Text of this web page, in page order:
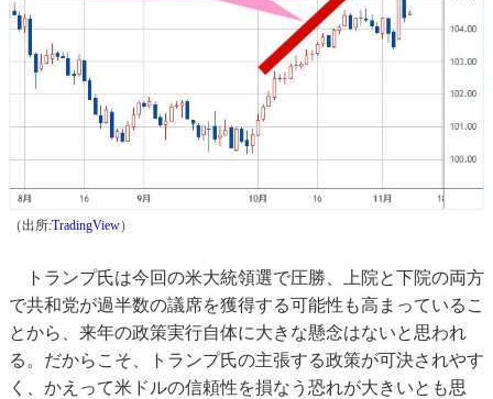
（出所:TradingView）
トランプ氏は今回の米大統領選で圧勝、上院と下院の両方
で共和党が過半数の議席を獲得する可能性も高まっているこ
とから、来年の政策実行自体に大きな懸念はないと思われ
る。だからこそ、トランプ氏の主張する政策が可決されやす
く、かえって米ドルの信頼性を損なう恐れが大きいとも思